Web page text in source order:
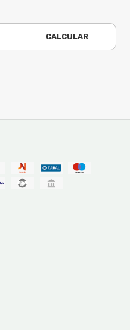
CALCULAR